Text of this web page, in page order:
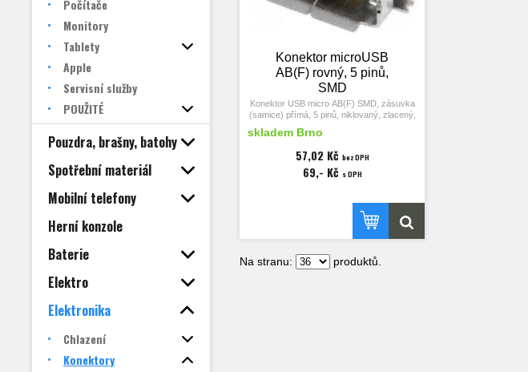
Počítače
Monitory
Tablety
Apple
Servisní služby
POUŽITÉ
Pouzdra, brašny, batohy
Spotřební materiál
Mobilní telefony
Herní konzole
Baterie
Elektro
Elektronika
Chlazení
Konektory
Konektor microUSB
AB(F) rovný, 5 pinů,
SMD
Konektor USB micro AB(F) SMD, zásuvka
(samice) přímá, 5 pinů, niklovaný, zlacený,
mobilech, reproduktorech ap.
skladem Brno
57,02 Kč bez DPH
69,- Kč s DPH
Na stranu: produktů.